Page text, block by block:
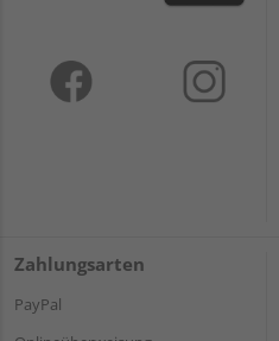
Zahlungsarten
PayPal